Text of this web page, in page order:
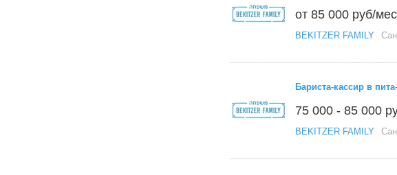
от 85 000 руб/мес
BEKITZER FAMILY
Бариста-кассир в
75 000 - 85 000
BEKITZER FAMILY